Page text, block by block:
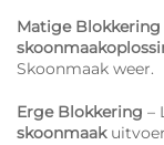
Matige Blokkering
Skoonmaak weer.
Erge Blokkering –
skoonmaak